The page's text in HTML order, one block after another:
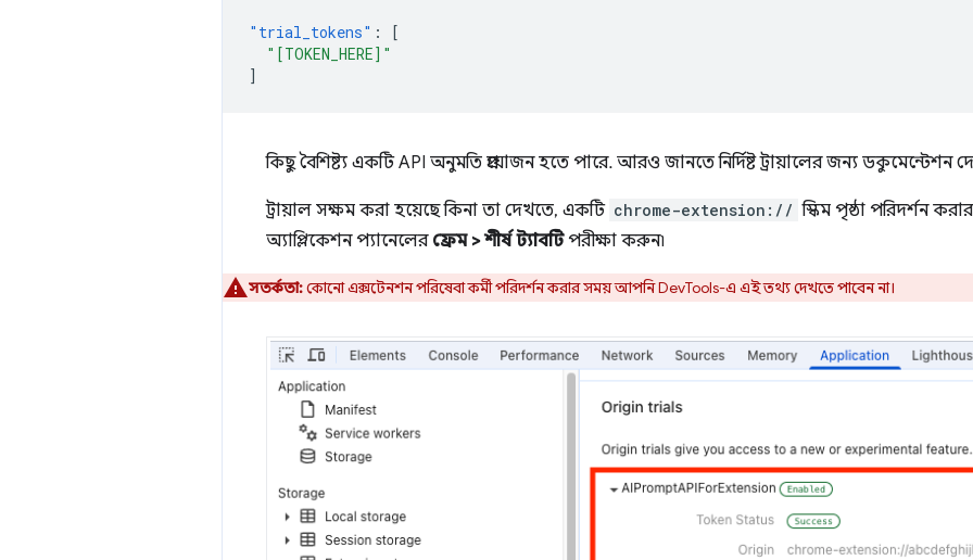
"trial_tokens" :
[
"[TOKEN_HERE]"
]
কিছু বৈশিষ্ট্য একটি API অনুমতি প্রয়োজন হতে পারে. আরও জানতে নির্দিষ্ট ট্রায়ালের জন্য ডকুমেন্টেশন
ট্রায়াল সক্ষম করা হয়েছে কিনা তা দেখতে, একটি chrome-extension:// স্কিম পৃষ্ঠা পরিদর্শন
অ্যাপ্লিকেশন প্যানেলের ফ্রেম > শীর্ষ ট্যাবটিপরীক্ষা করুন৷
সতর্কতা:কোনো এক্সটেনশন পরিষেবা কর্মী পরিদর্শন করার সময় আপনি DevTools-এ এই তথ্য দেখতে পাবেন না।